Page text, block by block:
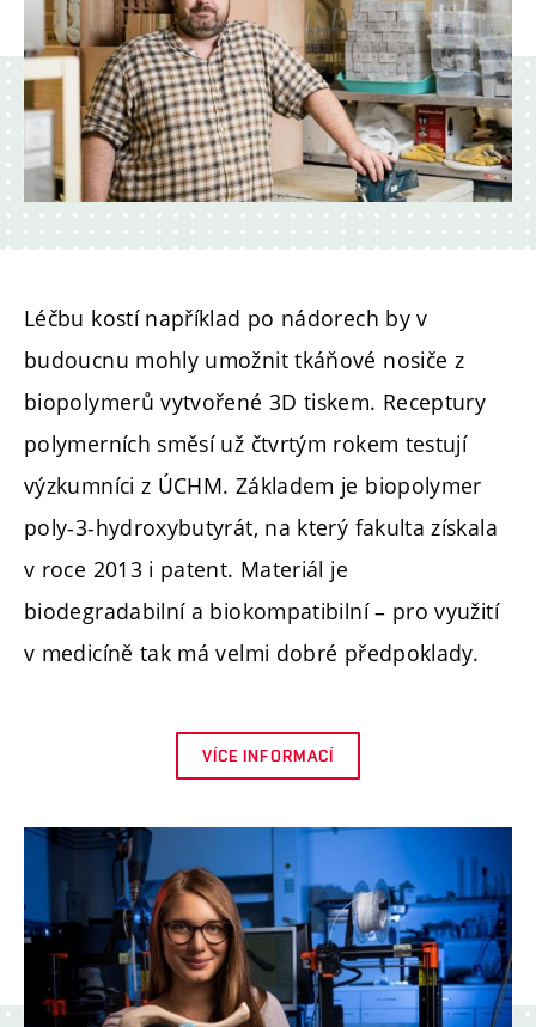
Léčbu kostí například po nádorech by v
budoucnu mohly umožnit tkáňové nosiče z
biopolymerů vytvořené 3D tiskem. Receptury
polymerních směsí už čtvrtým rokem testují
výzkumníci z ÚCHM. Základem je biopolymer
poly-3-hydroxybutyrát, na který fakulta získala
v roce 2013 i patent. Materiál je
biodegradabilní a biokompatibilní – pro využití
v medicíně tak má velmi dobré předpoklady.
VÍCE INFORMACÍ